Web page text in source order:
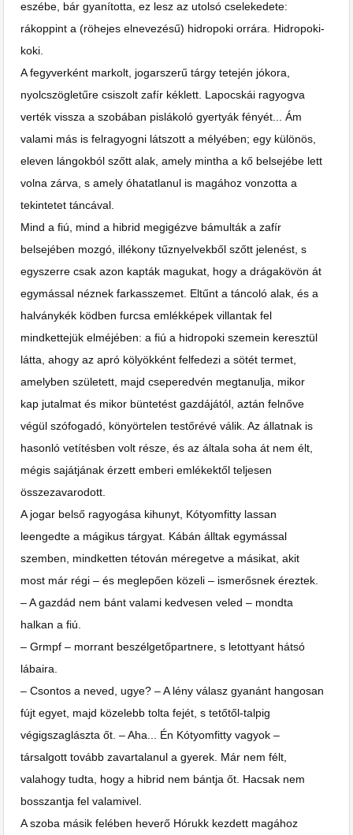
eszébe, bár gyanította, ez lesz az utolsó cselekedete:
rákoppint a (röhejes elnevezésű) hidropoki orrára. Hidropoki-
koki.
A fegyverként markolt, jogarszerű tárgy tetején jókora,
nyolcszögletűre csiszolt zafír kéklett. Lapocskái ragyogva
verték vissza a szobában pislákoló gyertyák fényét... Ám
valami más is felragyogni látszott a mélyében; egy különös,
eleven lángokból szőtt alak, amely mintha a kő belsejébe lett
volna zárva, s amely óhatatlanul is magához vonzotta a
tekintetet táncával.
Mind a fiú, mind a hibrid megigézve bámulták a zafír
belsejében mozgó, illékony tűznyelvekből szőtt jelenést, s
egyszerre csak azon kapták magukat, hogy a drágakövön át
egymással néznek farkasszemet. Eltűnt a táncoló alak, és a
halványkék ködben furcsa emlékképek villantak fel
mindkettejük elméjében: a fiú a hidropoki szemein keresztül
látta, ahogy az apró kölyökként felfedezi a sötét termet,
amelyben született, majd cseperedvén megtanulja, mikor
kap jutalmat és mikor büntetést gazdájától, aztán felnőve
végül szófogadó, könyörtelen testőrévé válik. Az állatnak is
hasonló vetítésben volt része, és az általa soha át nem élt,
mégis sajátjának érzett emberi emlékektől teljesen
összezavarodott.
A jogar belső ragyogása kihunyt, Kótyomfitty lassan
leengedte a mágikus tárgyat. Kábán álltak egymással
szemben, mindketten tétován méregetve a másikat, akit
most már régi – és meglepően közeli – ismerősnek éreztek.
– A gazdád nem bánt valami kedvesen veled – mondta
halkan a fiú.
– Grmpf – morrant beszélgetőpartnere, s letottyant hátsó
lábaira.
– Csontos a neved, ugye? – A lény válasz gyanánt hangosan
fújt egyet, majd közelebb tolta fejét, s tetőtől-talpig
végigszaglászta őt. – Aha... Én Kótyomfitty vagyok –
társalgott tovább zavartalanul a gyerek. Már nem félt,
valahogy tudta, hogy a hibrid nem bántja őt. Hacsak nem
bosszantja fel valamivel.
A szoba másik felében heverő Hórukk kezdett magához